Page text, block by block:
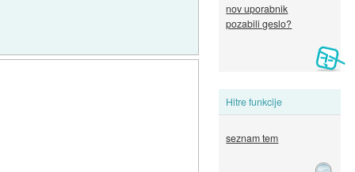
nov uporabnik
pozabili geslo?
Hitre funkcije
seznam tem